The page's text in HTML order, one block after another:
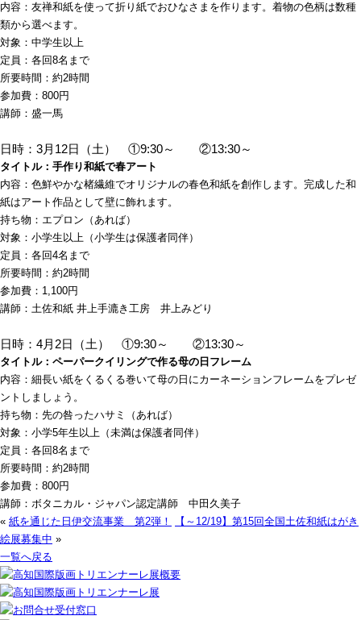
内容：友禅和紙を使って折り紙でおひなさまを作ります。着物の色柄は数種
類から選べます。
対象：中学生以上
定員：各回8名まで
所要時間：約2時間
参加費：800円
講師：盛一馬
日時：3月12日（土） ①9:30～ ②13:30～
タイトル：手作り和紙で春アート
内容：色鮮やかな楮繊維でオリジナルの春色和紙を創作します。完成した和
紙はアート作品として壁に飾れます。
持ち物：エプロン（あれば）
対象：小学生以上（小学生は保護者同伴）
定員：各回4名まで
所要時間：約2時間
参加費：1,100円
講師：土佐和紙 井上手漉き工房 井上みどり
日時：4月2日（土） ①9:30～ ②13:30～
タイトル：ペーパークイリングで作る母の日フレーム
内容：細長い紙をくるくる巻いて母の日にカーネーションフレームをプレゼ
ントしましょう。
持ち物：先の咎ったハサミ（あれば）
対象：小学5年生以上（未満は保護者同伴）
定員：各回8名まで
所要時間：約2時間
参加費：800円
講師：ボタニカル・ジャパン認定講師 中田久美子
« 紙を通じた日伊交流事業 第2弾！
【～12/19】第15回全国土佐和紙はがき
絵展募集中 »
一覧へ戻る